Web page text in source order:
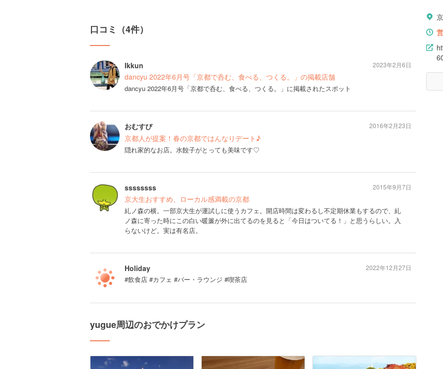
口コミ（4件）
Ikkun
dancyu 2022年6月号「京都で呑む、食べる、つくる。」の掲載店舗
dancyu 2022年6月号「京都で呑む、食べる、つくる。」に掲載されたスポット
2023年2月6日
おむすび
京都人が提案！春の京都ではんなりデート♪
隠れ家的なお店。水餃子がとっても美味です♡
2016年2月23日
ssssssss
京大生おすすめ、ローカル感満載の京都
糺ノ森の横。一部京大生が運試しに使うカフェ。開店時間は変わるし不定期休業もするので、糺
ノ森に寄った時にこの白い暖簾が外に出てるのを見ると「今日はついてる！」と思うらしい。入
らないけど。実は有名店。
2015年9月7日
Holiday
#飲食店 #カフェ #バー・ラウンジ #喫茶店
2022年12月27日
yugue周辺のおでかけプラン